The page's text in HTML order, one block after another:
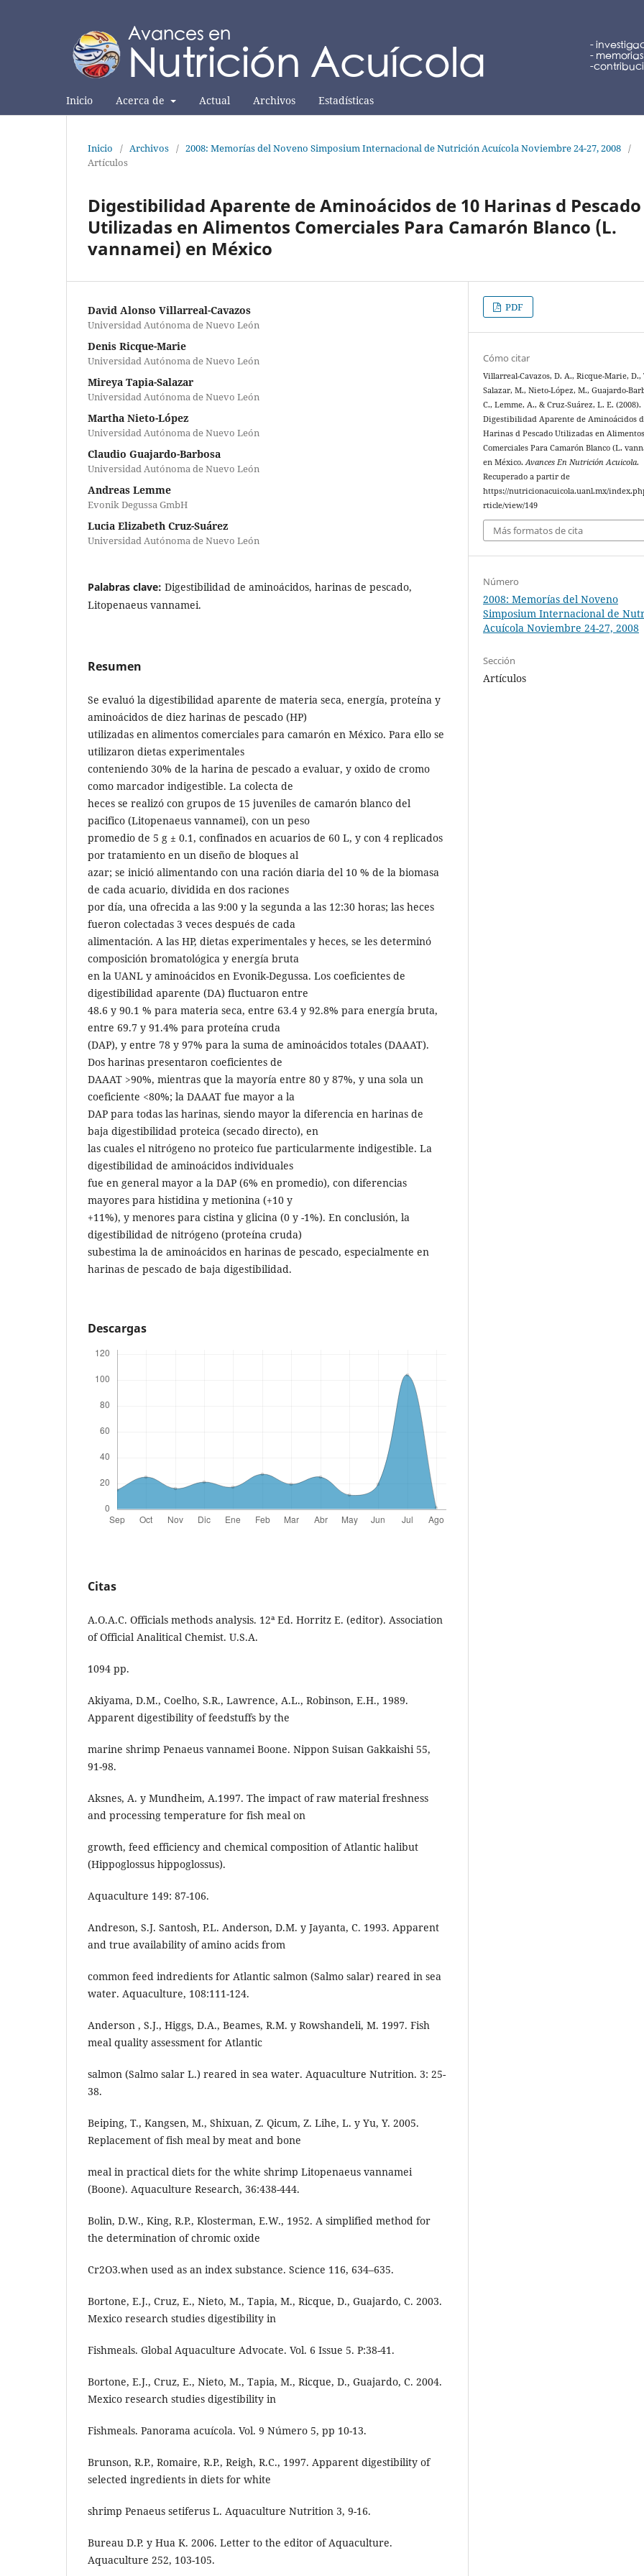
Inicio Acerca de Actual Archivos Estadísticas
Inicio / Archivos / 2008: Memorías del Noveno Simposium Internacional de Nutrición Acuícola Noviembre 24-27, 2008 /
Artículos
Digestibilidad Aparente de Aminoácidos de 10 Harinas d Pescado
Utilizadas en Alimentos Comerciales Para Camarón Blanco (L.
vannamei) en México
David Alonso Villarreal-Cavazos
Universidad Autónoma de Nuevo León
Denis Ricque-Marie
Universidad Autónoma de Nuevo León
Mireya Tapia-Salazar
Universidad Autónoma de Nuevo León
Martha Nieto-López
Universidad Autónoma de Nuevo León
Claudio Guajardo-Barbosa
Universidad Autónoma de Nuevo León
Andreas Lemme
Evonik Degussa GmbH
Lucia Elizabeth Cruz-Suárez
Universidad Autónoma de Nuevo León
Palabras clave: Digestibilidad de aminoácidos, harinas de pescado,
Litopenaeus vannamei.
Resumen
Se evaluó la digestibilidad aparente de materia seca, energía, proteína y
aminoácidos de diez harinas de pescado (HP)
utilizadas en alimentos comerciales para camarón en México. Para ello se
utilizaron dietas experimentales
conteniendo 30% de la harina de pescado a evaluar, y oxido de cromo
como marcador indigestible. La colecta de
heces se realizó con grupos de 15 juveniles de camarón blanco del
pacifico (Litopenaeus vannamei), con un peso
promedio de 5 g ± 0.1, confinados en acuarios de 60 L, y con 4 replicados
por tratamiento en un diseño de bloques al
azar; se inició alimentando con una ración diaria del 10 % de la biomasa
de cada acuario, dividida en dos raciones
por día, una ofrecida a las 9:00 y la segunda a las 12:30 horas; las heces
fueron colectadas 3 veces después de cada
alimentación. A las HP, dietas experimentales y heces, se les determinó
composición bromatológica y energía bruta
en la UANL y aminoácidos en Evonik-Degussa. Los coeficientes de
digestibilidad aparente (DA) fluctuaron entre
48.6 y 90.1 % para materia seca, entre 63.4 y 92.8% para energía bruta,
entre 69.7 y 91.4% para proteína cruda
(DAP), y entre 78 y 97% para la suma de aminoácidos totales (DAAAT).
Dos harinas presentaron coeficientes de
DAAAT >90%, mientras que la mayoría entre 80 y 87%, y una sola un
coeficiente <80%; la DAAAT fue mayor a la
DAP para todas las harinas, siendo mayor la diferencia en harinas de
baja digestibilidad proteica (secado directo), en
las cuales el nitrógeno no proteico fue particularmente indigestible. La
digestibilidad de aminoácidos individuales
fue en general mayor a la DAP (6% en promedio), con diferencias
mayores para histidina y metionina (+10 y
+11%), y menores para cistina y glicina (0 y -1%). En conclusión, la
digestibilidad de nitrógeno (proteína cruda)
subestima la de aminoácidos en harinas de pescado, especialmente en
harinas de pescado de baja digestibilidad.
Descargas
Citas
A.O.A.C. Officials methods analysis. 12ª Ed. Horritz E. (editor). Association
of Official Analitical Chemist. U.S.A.
1094 pp.
Akiyama, D.M., Coelho, S.R., Lawrence, A.L., Robinson, E.H., 1989.
Apparent digestibility of feedstuffs by the
marine shrimp Penaeus vannamei Boone. Nippon Suisan Gakkaishi 55,
91-98.
Aksnes, A. y Mundheim, A.1997. The impact of raw material freshness
and processing temperature for fish meal on
growth, feed efficiency and chemical composition of Atlantic halibut
(Hippoglossus hippoglossus).
Aquaculture 149: 87-106.
Andreson, S.J. Santosh, P.L. Anderson, D.M. y Jayanta, C. 1993. Apparent
and true availability of amino acids from
common feed indredients for Atlantic salmon (Salmo salar) reared in sea
water. Aquaculture, 108:111-124.
Anderson , S.J., Higgs, D.A., Beames, R.M. y Rowshandeli, M. 1997. Fish
meal quality assessment for Atlantic
salmon (Salmo salar L.) reared in sea water. Aquaculture Nutrition. 3: 25-
38.
Beiping, T., Kangsen, M., Shixuan, Z. Qicum, Z. Lihe, L. y Yu, Y. 2005.
Replacement of fish meal by meat and bone
meal in practical diets for the white shrimp Litopenaeus vannamei
(Boone). Aquaculture Research, 36:438-444.
Bolin, D.W., King, R.P., Klosterman, E.W., 1952. A simplified method for
the determination of chromic oxide
Cr2O3.when used as an index substance. Science 116, 634–635.
Bortone, E.J., Cruz, E., Nieto, M., Tapia, M., Ricque, D., Guajardo, C. 2003.
Mexico research studies digestibility in
Fishmeals. Global Aquaculture Advocate. Vol. 6 Issue 5. P:38-41.
Bortone, E.J., Cruz, E., Nieto, M., Tapia, M., Ricque, D., Guajardo, C. 2004.
Mexico research studies digestibility in
Fishmeals. Panorama acuícola. Vol. 9 Número 5, pp 10-13.
Brunson, R.P., Romaire, R.P., Reigh, R.C., 1997. Apparent digestibility of
selected ingredients in diets for white
shrimp Penaeus setiferus L. Aquaculture Nutrition 3, 9-16.
Bureau D.P. y Hua K. 2006. Letter to the editor of Aquaculture.
Aquaculture 252, 103-105.
PDF
Cómo citar
Villarreal-Cavazos, D. A., Ricque-Marie, D.,
Salazar, M., Nieto-López, M., Guajardo-
C., Lemme, A., & Cruz-Suárez, L. E. (2008).
Digestibilidad Aparente de Aminoácidos
Harinas d Pescado Utilizadas en Alimentos
Comerciales Para Camarón Blanco (L.
en México.Avances En Nutrición Acuicola.
Recuperado a partir de
https://nutricionacuicola.uanl.mx/
rticle/view/149
Más formatos de cita
Número
2008: Memorías del Noveno
Simposium Internacional de
Acuícola Noviembre 24-27, 2008
Sección
Artículos